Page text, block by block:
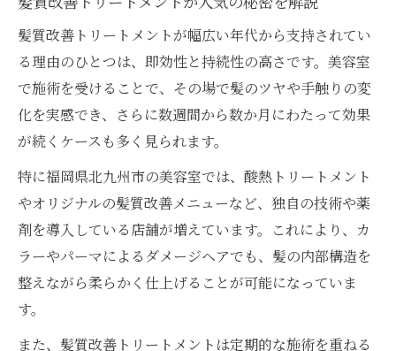
髪質改善トリートメントが幅広い年代から支持されてい
る理由のひとつは、即効性と持続性の高さです。美容室
で施術を受けることで、その場で髪のツヤや手触りの変
化を実感でき、さらに数週間から数か月にわたって効果
が続くケースも多く見られます。
特に福岡県北九州市の美容室では、酸熱トリートメント
やオリジナルの髪質改善メニューなど、独自の技術や薬
剤を導入している店舗が増えています。これにより、カ
ラーやパーマによるダメージヘアでも、髪の内部構造を
整えながら柔らかく仕上げることが可能になっていま
す。
また、髪質改善トリートメントは定期的な施術を重ねる